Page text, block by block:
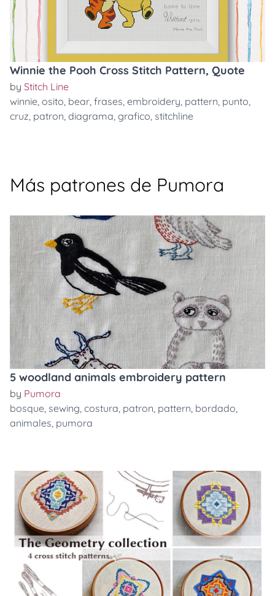
Winnie the Pooh Cross Stitch Pattern, Quote
by Stitch Line
winnie, osito, bear, frases, embroidery, pattern, punto,
cruz, patron, diagrama, grafico, stitchline
Más patrones de Pumora
5 woodland animals embroidery pattern
by Pumora
bosque, sewing, costura, patron, pattern, bordado,
animales, pumora